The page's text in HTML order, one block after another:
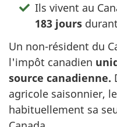
Ils vivent au
183 jours
Un non-résident du
l'impôt canadien
source canadienne.
agricole saisonnier,
habituellement sa